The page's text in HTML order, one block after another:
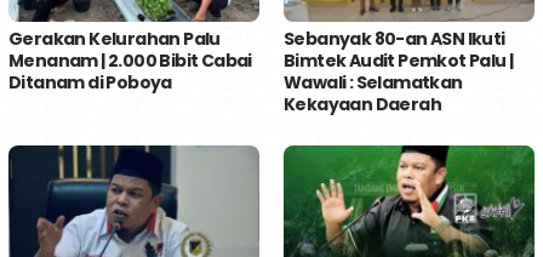
Gerakan Kelurahan Palu
Menanam | 2.000 Bibit Cabai
Ditanam di Poboya
Sebanyak 80-an ASN Ikuti
Bimtek Audit Pemkot Palu |
Wawali : Selamatkan
Kekayaan Daerah